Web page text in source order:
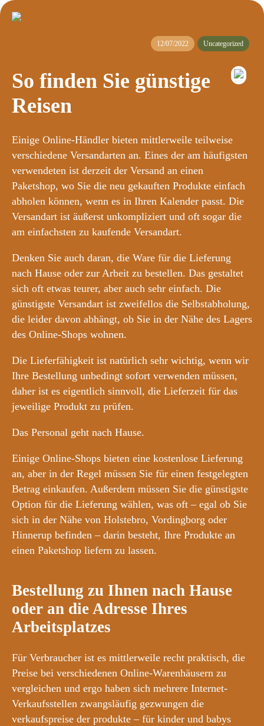
12/07/2022 Uncategorized
So finden Sie günstige
Reisen
Einige Online-Händler bieten mittlerweile teilweise
verschiedene Versandarten an. Eines der am häufigsten
verwendeten ist derzeit der Versand an einen
Paketshop, wo Sie die neu gekauften Produkte einfach
abholen können, wenn es in Ihren Kalender passt. Die
Versandart ist äußerst unkompliziert und oft sogar die
am einfachsten zu kaufende Versandart.
Denken Sie auch daran, die Ware für die Lieferung
nach Hause oder zur Arbeit zu bestellen. Das gestaltet
sich oft etwas teurer, aber auch sehr einfach. Die
günstigste Versandart ist zweifellos die Selbstabholung,
die leider davon abhängt, ob Sie in der Nähe des Lagers
des Online-Shops wohnen.
Die Lieferfähigkeit ist natürlich sehr wichtig, wenn wir
Ihre Bestellung unbedingt sofort verwenden müssen,
daher ist es eigentlich sinnvoll, die Lieferzeit für das
jeweilige Produkt zu prüfen.
Das Personal geht nach Hause.
Einige Online-Shops bieten eine kostenlose Lieferung
an, aber in der Regel müssen Sie für einen festgelegten
Betrag einkaufen. Außerdem müssen Sie die günstigste
Option für die Lieferung wählen, was oft – egal ob Sie
sich in der Nähe von Holstebro, Vordingborg oder
Hinnerup befinden – darin besteht, Ihre Produkte an
einen Paketshop liefern zu lassen.
Bestellung zu Ihnen nach Hause
oder an die Adresse Ihres
Arbeitsplatzes
Für Verbraucher ist es mittlerweile recht praktisch, die
Preise bei verschiedenen Online-Warenhäusern zu
vergleichen und ergo haben sich mehrere Internet-
Verkaufsstellen zwangsläufig gezwungen die
verkaufspreise der produkte – für kinder und babys